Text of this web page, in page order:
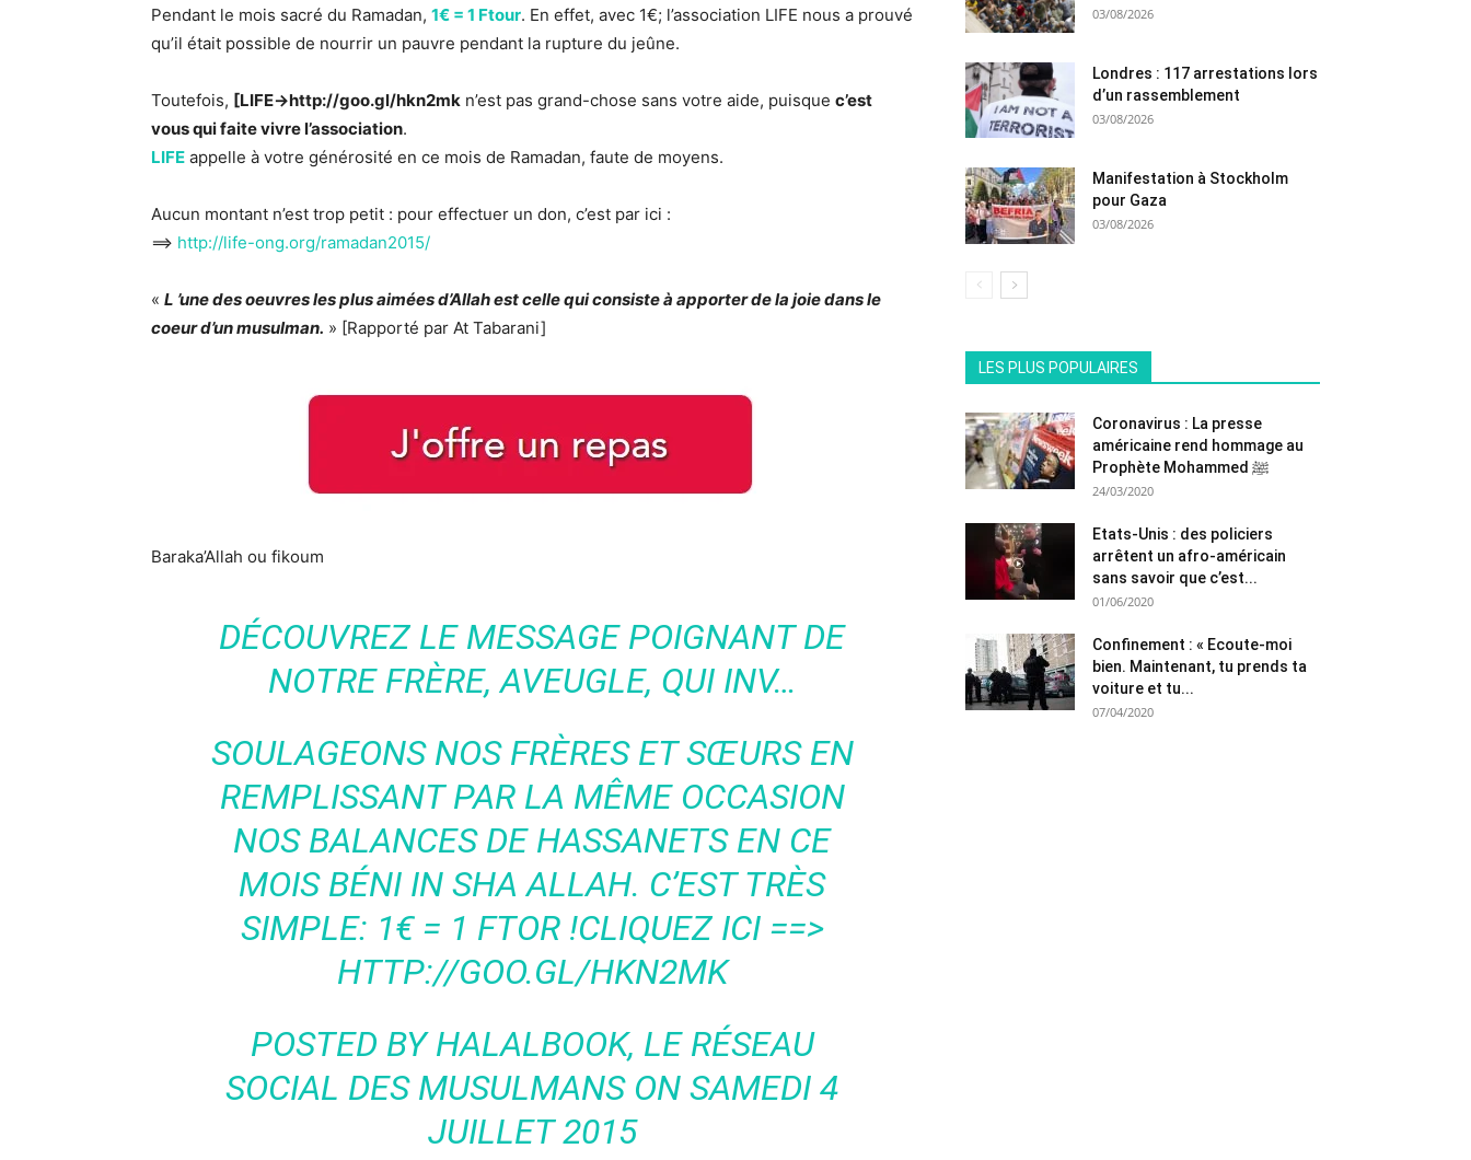
Pendant le mois sacré du Ramadan, 1€ = 1 Ftour. En effet, avec 1€; l’association LIFE nous a prouvé
qu’il était possible de nourrir un pauvre pendant la rupture du jeûne.
Toutefois, [LIFE->http://goo.gl/hkn2mk n’est pas grand-chose sans votre aide, puisque c’est
vous qui faite vivre l’association.
LIFE appelle à votre générosité en ce mois de Ramadan, faute de moyens.
Aucun montant n’est trop petit : pour effectuer un don, c’est par ici :
==> http://life-ong.org/ramadan2015/
« L ’une des oeuvres les plus aimées d’Allah est celle qui consiste à apporter de la joie dans le
coeur d’un musulman. » [Rapporté par At Tabarani]
Baraka’Allah ou fikoum
DÉCOUVREZ LE MESSAGE POIGNANT DE
NOTRE FRÈRE, AVEUGLE, QUI INV…
SOULAGEONS NOS FRÈRES ET SŒURS EN
REMPLISSANT PAR LA MÊME OCCASION
NOS BALANCES DE HASSANETS EN CE
MOIS BÉNI IN SHA ALLAH. C’EST TRÈS
SIMPLE: 1€ = 1 FTOR !CLIQUEZ ICI ==>
HTTP://GOO.GL/HKN2MK
POSTED BYHALALBOOK, LE RÉSEAU
SOCIAL DES MUSULMANSON SAMEDI 4
JUILLET 2015
03/08/2026
Londres : 117 arrestations lors
d’un rassemblement
03/08/2026
Manifestation à Stockholm
pour Gaza
03/08/2026
LES PLUS POPULAIRES
Coronavirus : La presse
américaine rend hommage au
Prophète Mohammed ﷺ
24/03/2020
Etats-Unis : des policiers
arrêtent un afro-américain
sans savoir que c’est...
01/06/2020
Confinement : « Ecoute-moi
bien. Maintenant, tu prends ta
voiture et tu...
07/04/2020